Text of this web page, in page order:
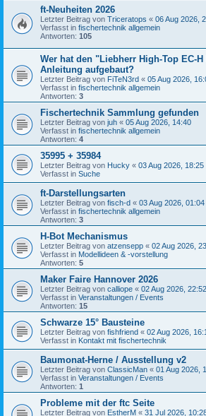
ft-Neuheiten 2026
Letzter Beitrag von Triceratops « 06 Aug 2026,
Verfasst in fischertechnik allgemein
Antworten: 105
Wer hat den "Liebherr High-Top EC-
Anleitung aufgebaut?
Letzter Beitrag von FiTeN3rd « 05 Aug 2026,
Verfasst in fischertechnik allgemein
Antworten: 3
Fischertechnik Sammlung gefunden
Letzter Beitrag von juh « 05 Aug 2026, 14:40
Verfasst in fischertechnik allgemein
Antworten: 4
35995 + 35984
Letzter Beitrag von Hucky « 03 Aug 2026, 18:25
Verfasst in Suche
ft-Darstellungsarten
Letzter Beitrag von fisch-d « 03 Aug 2026, 01:04
Verfasst in fischertechnik allgemein
Antworten: 3
H-Bot Mechanismus
Letzter Beitrag von atzensepp « 02 Aug 2026,
Verfasst in Modellideen & -vorstellung
Antworten: 5
Maker Faire Hannover 2026
Letzter Beitrag von calliope « 02 Aug 2026, 22:52
Verfasst in Veranstaltungen / Events
Antworten: 15
Schwarze 15° Bausteine
Letzter Beitrag von fishfriend « 02 Aug 2026,
Verfasst in Kontakt mit fischertechnik
Baumonat-Herne / Ausstellung v2
Letzter Beitrag von ClassicMan « 01 Aug 2026,
Verfasst in Veranstaltungen / Events
Antworten: 1
Probleme mit der ftc Seite
Letzter Beitrag von EstherM « 31 Jul 2026,